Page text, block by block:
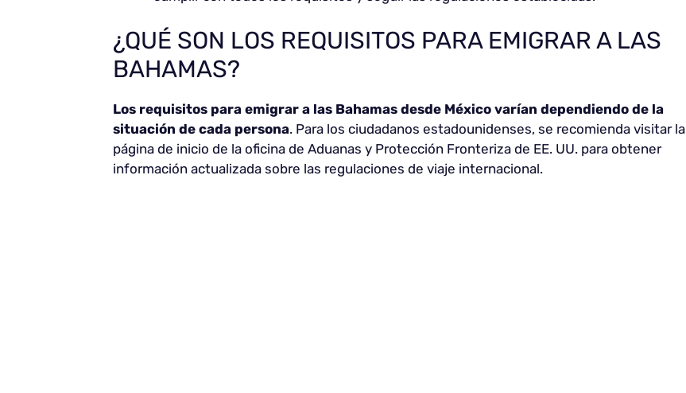
¿QUÉ SON LOS REQUISITOS PARA EMIGRAR A LAS
BAHAMAS?
Los requisitos para emigrar a las Bahamas desde México varían dependiendo de la
situación de cada persona. Para los ciudadanos estadounidenses, se recomienda visitar la
página de inicio de la oficina de Aduanas y Protección Fronteriza de EE. UU. para obtener
información actualizada sobre las regulaciones de viaje internacional.